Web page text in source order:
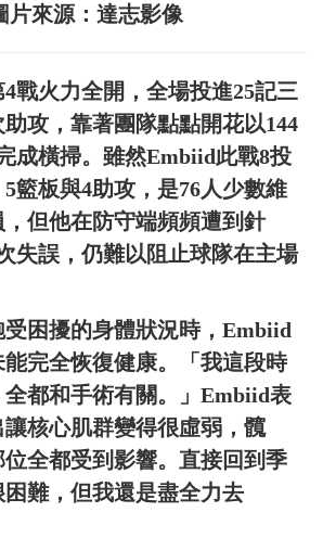
片來源：達志影像
戰火力全開，全場投進25記三
攻，靠著團隊點點開花以144
成橫掃。雖然Embiid此戰8投
籃板與4助攻，是76人少數維
但他在防守端頻頻遭到針
失誤，仍難以阻止球隊在主場
困擾的身體狀況時，Embiid
完全恢復健康。「我這段時
全都和手術有關。」Embiid表
核心肌群變得很虛弱，髖
全都受到影響。直接回到季
難，但我還是盡全力去